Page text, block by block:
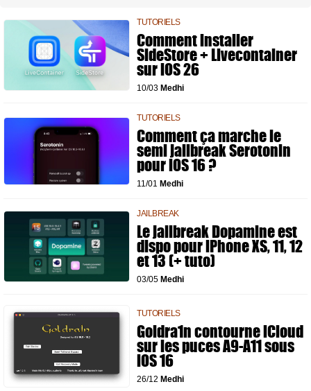
TUTORIELS
Comment installer
SideStore + Livecontainer
sur iOS 26
10/03 Medhi
TUTORIELS
Comment ça marche le
semi jailbreak Serotonin
pour iOS 16 ?
11/01 Medhi
JAILBREAK
Le jailbreak Dopamine est
dispo pour iPhone XS, 11, 12
et 13 (+ tuto)
03/05 Medhi
TUTORIELS
Goldra1n contourne iCloud
sur les puces A9-A11 sous
iOS 16
26/12 Medhi